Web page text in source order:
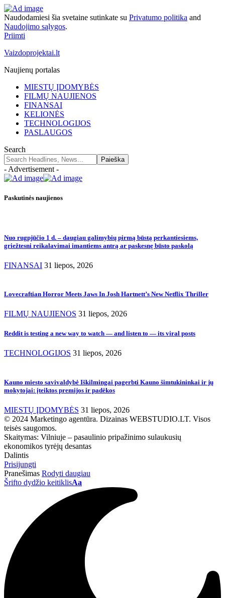
Naudodamiesi šia svetaine sutinkate su Privatumo politika and
Naudojimo sąlygos.
Priimti
Vaizdoprojektai.lt
Naujienų portalas
MIESTŲ ĮDOMYBĖS
FILMŲ NAUJIENOS
FINANSAI
KELIONĖS
TECHNOLOGIJOS
PASLAUGOS
Search
- Advertisement -
Paskutinės naujienos
Nuo rugpjūčio 1 d. – daugiau galimybių pirmą būstą perkantiesiems,
griežtesni reikalavimai imantiems antrą ar paskesnę būsto paskolą
FINANSAI 31 liepos, 2026
Lovecraftian Horror Meets Jaws In Josh Hartnett’s New Netflix Thriller
FILMŲ NAUJIENOS 31 liepos, 2026
Reddit is testing a new way to watch — and listen to — its viral posts
TECHNOLOGIJOS 31 liepos, 2026
Kauno miesto savivaldybė Iškilmingai pagerbti Kauno šimtukininkai ir jų
mokytojai: įteiktos premijos ir padėkos
MIESTŲ ĮDOMYBĖS 31 liepos, 2026
© 2024 Marketingo agentūra. Dizainas WEBSTUDIO.LT. Visos
teisės saugomos.
Skaitymas: Vilniuje – pasaulinio pripažinimo sulaukusių
ekonomikos tyrėjų desantas
Dalintis
Prisijungti
Pranešimas Rodyti daugiau
Šrifto dydžio keitiklisAa